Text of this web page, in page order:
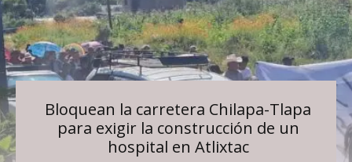
Bloquean la carretera Chilapa-Tlapa
para exigir la construcción de un
hospital en Atlixtac